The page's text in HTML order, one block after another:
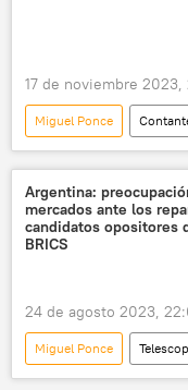
17 de noviembre 2023,
Miguel Ponce
Argentina
Elecciones generales en
Javier Milei
exportaciones
Argentina:
mercados ante los
candidatos opositores
BRICS
24 de agosto 2023,
Miguel Ponce
XV Cumbre de los BRICS